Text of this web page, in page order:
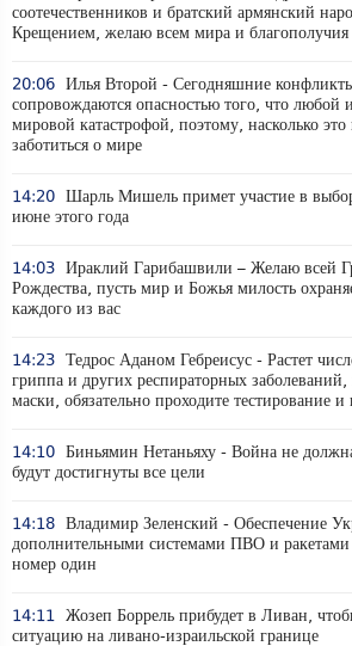
соотечественников и братский армянский
Крещением, желаю всем мира и благополучия
20:06 Илья Второй - Сегодняшние
сопровождаются опасностью того, что любой
мировой катастрофой, поэтому, насколько
заботиться о мире
14:20 Шарль Мишель примет участие в
июне этого года
14:03 Ираклий Гарибашвили – Желаю всей
Рождества, пусть мир и Божья милость
каждого из вас
14:23 Тедрос Аданом Гебреисус - Растет
гриппа и других респираторных
маски, обязательно проходите тестирование
14:10 Биньямин Нетаньяху - Война не
будут достигнуты все цели
14:18 Владимир Зеленский - Обеспечение
дополнительными системами ПВО и ракетами
номер один
14:11 Жозеп Боррель прибудет в Ливан,
ситуацию на ливано-израильской границе